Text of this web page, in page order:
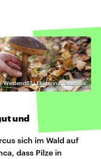
| Ekaterina Yakunina
und
sich im Wald auf
dass Pilze in